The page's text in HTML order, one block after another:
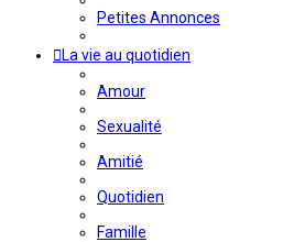
Petites Annonces
La vie au quotidien
Amour
Sexualité
Amitié
Quotidien
Famille